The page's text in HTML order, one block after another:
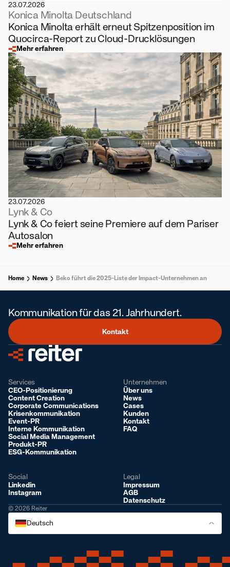
23.07.2026
Konica Minolta Deutschland
Konica Minolta erhält erneut Spitzenposition im
Quocirca-Report zu Cloud-Drucklösungen
Mehr erfahren
23.07.2026
Lynk & Co
Lynk & Co feiert seine Premiere auf dem Pariser
Autosalon
Mehr erfahren
Home News Beko führt die 2025-Liste der Impact-Unternehmen an
Kommunikation für das 21. Jahrhundert.
Kontakt
Services
CEO-Positionierung
Content Creation
Corporate Communications
Krisenkommunikation
Event-PR
Interne Kommunikation
Social Media Management
Produkt-PR
ESG-Kommunikation
Unternehmen
Über uns
News
Cases
Kunden
Kontakt
FAQ
Social
Linkedin
Instagram
Legal
Impressum
AGB
Datenschutz
© 2026 Reiter
Deutsch